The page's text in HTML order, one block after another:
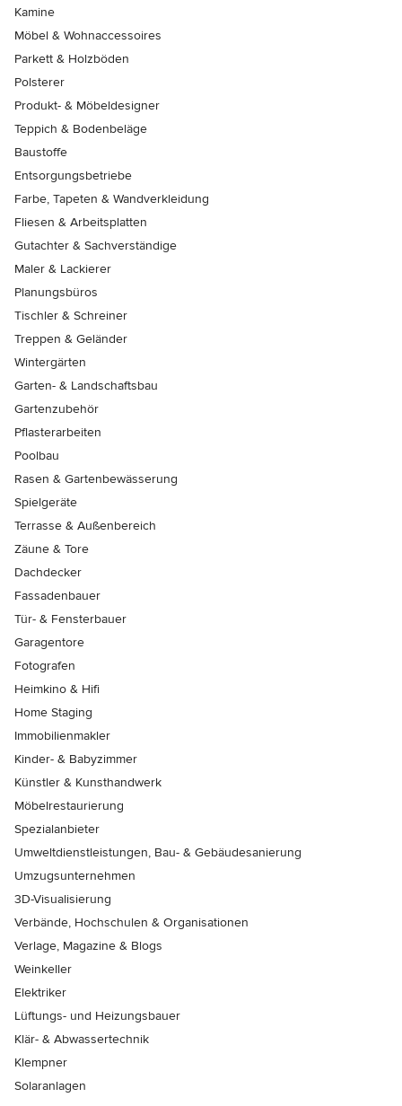
Kamine
Möbel & Wohnaccessoires
Parkett & Holzböden
Polsterer
Produkt- & Möbeldesigner
Teppich & Bodenbeläge
Baustoffe
Entsorgungsbetriebe
Farbe, Tapeten & Wandverkleidung
Fliesen & Arbeitsplatten
Gutachter & Sachverständige
Maler & Lackierer
Planungsbüros
Tischler & Schreiner
Treppen & Geländer
Wintergärten
Garten- & Landschaftsbau
Gartenzubehör
Pflasterarbeiten
Poolbau
Rasen & Gartenbewässerung
Spielgeräte
Terrasse & Außenbereich
Zäune & Tore
Dachdecker
Fassadenbauer
Tür- & Fensterbauer
Garagentore
Fotografen
Heimkino & Hifi
Home Staging
Immobilienmakler
Kinder- & Babyzimmer
Künstler & Kunsthandwerk
Möbelrestaurierung
Spezialanbieter
Umweltdienstleistungen, Bau- & Gebäudesanierung
Umzugsunternehmen
3D-Visualisierung
Verbände, Hochschulen & Organisationen
Verlage, Magazine & Blogs
Weinkeller
Elektriker
Lüftungs- und Heizungsbauer
Klär- & Abwassertechnik
Klempner
Solaranlagen